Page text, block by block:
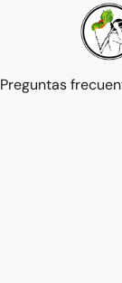
Preguntas